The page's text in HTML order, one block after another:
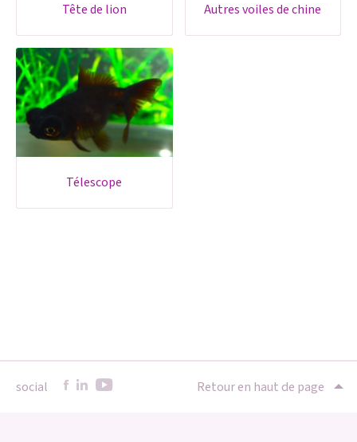
tête de lion autres voiles de chine
télescope
social Retour en haut de page